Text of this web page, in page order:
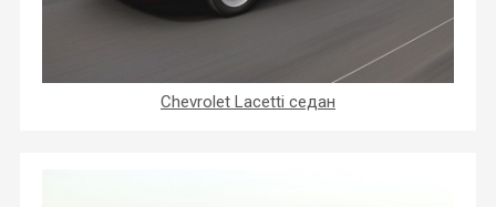
Chevrolet Lacetti седан